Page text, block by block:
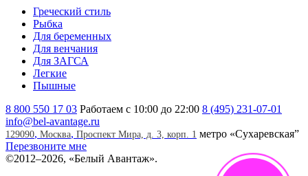
Греческий стиль
Рыбка
Для беременных
Для венчания
Для ЗАГСА
Легкие
Пышные
8 800 550 17 03 Работаем с 10:00 до 22:00 8 (495) 231-07-01
info@bel-avantage.ru
129090, Москва, Проспект Мира, д. 3, корп. 1 метро «Сухаревская”
Перезвоните мне
©2012–2026, «Белый Авантаж».